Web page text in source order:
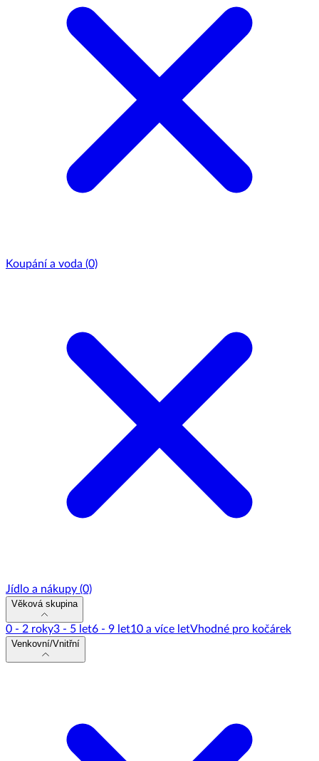
Koupání a voda (0)
Jídlo a nákupy (0)
Věková skupina
0 - 2 roky3 - 5 let6 - 9 let10 a více letVhodné pro kočárek
Venkovní/Vnitřní